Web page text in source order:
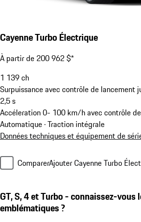
Cayenne Turbo Électrique
À partir de 200 962 $*
1 139ch
Surpuissance avec contrôle de lancement
2,5s
Accéleration 0- 100 km/h avec contrôle
Automatique · Traction intégrale
Données techniques et équipement de
ComparerAjouter Cayenne Turbo
GT, S, 4 et Turbo - connaissez-vous
emblématiques ?